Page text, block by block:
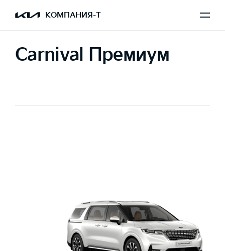
КОМПАНИЯ-Т
Carnival Премиум